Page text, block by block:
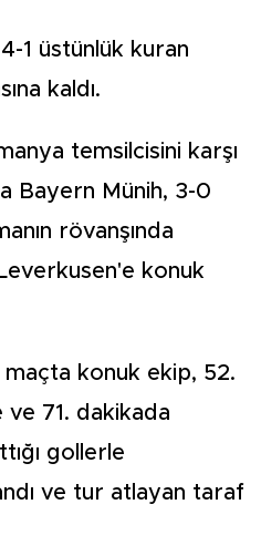
1 üstünlük kuran
kaldı.
temsilcisini karşı
Bayern Münih, 3-0
rövanşında
konuk
maçta konuk ekip, 52.
71. dakikada
gollerle
ve tur atlayan taraf